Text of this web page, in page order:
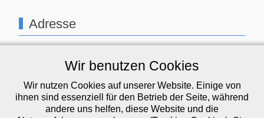
Adresse
Ingenieurbüro Thomas Hasberg
51469 Bergisch Gladbach
Wir benutzen Cookies
Wir nutzen Cookies auf unserer Website. Einige von
ihnen sind essenziell für den Betrieb der Seite, während
andere uns helfen, diese Website und die